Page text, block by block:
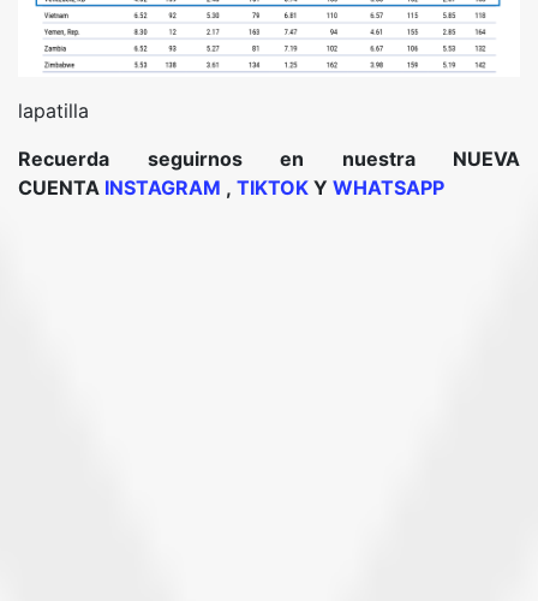
lapatilla
Recuerda seguirnos en nuestra NUEVA
CUENTA INSTAGRAM , TIKTOK Y WHATSAPP